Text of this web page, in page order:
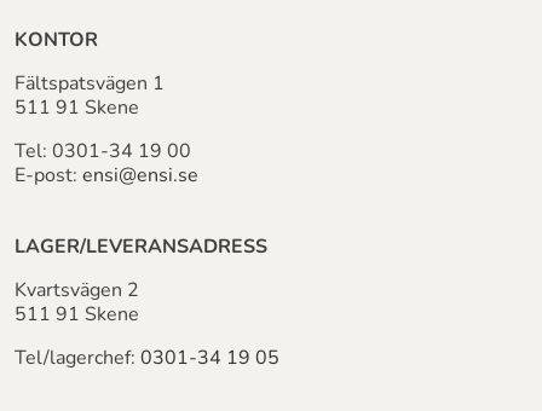
KONTOR
Fältspatsvägen 1
511 91 Skene
Tel: 0301-34 19 00
E-post: ensi@ensi.se
LAGER/LEVERANSADRESS
Kvartsvägen 2
511 91 Skene
Tel/lagerchef: 0301-34 19 05